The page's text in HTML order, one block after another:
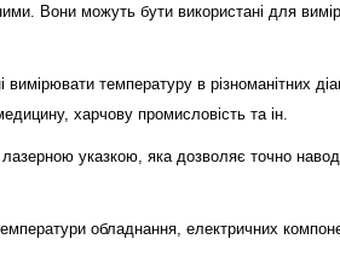
Вони можуть бути використані для
вимірювати температуру в різноманітних
харчову промисловість та ін.
указкою, яка дозволяє точно
обладнання, електричних